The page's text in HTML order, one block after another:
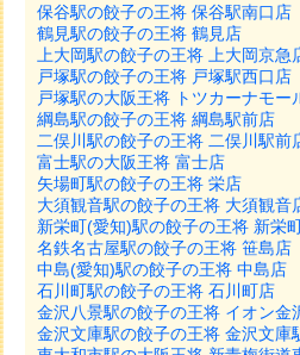
保谷駅の餃子の王将 保谷駅南口店
鶴見駅の餃子の王将 鶴見店
上大岡駅の餃子の王将 上大岡京急
戸塚駅の餃子の王将 戸塚駅西口店
戸塚駅の大阪王将 トツカーナモー
綱島駅の餃子の王将 綱島駅前店
二俣川駅の餃子の王将 二俣川駅前
富士駅の大阪王将 富士店
矢場町駅の餃子の王将 栄店
大須観音駅の餃子の王将 大須観音
新栄町(愛知)駅の餃子の王将 新栄
名鉄名古屋駅の餃子の王将 笹島店
中島(愛知)駅の餃子の王将 中島店
石川町駅の餃子の王将 石川町店
金沢八景駅の餃子の王将 イオン金
金沢文庫駅の餃子の王将 金沢文庫